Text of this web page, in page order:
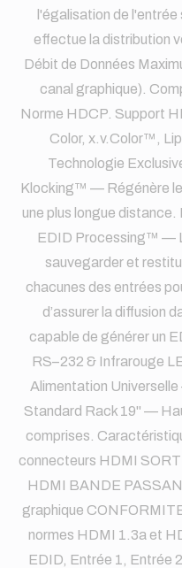
l'égalisation de
effectue la distribution
Débit de Données
canal graphique).
Norme HDCP. Support
Color, x.v.Color™,
Technologie
Klocking™ — Régénère le
une plus longue
EDID Processing™ —
sauvegarder et
chacunes des entrées
d’assurer la diffusion
capable de générer un
RS–232 & Infrarouge
Alimentation
Standard Rack 19" —
comprises.
connecteurs HDMI
HDMI BANDE
graphique
normes HDMI 1.3a et
EDID, Entrée 1, Entrée